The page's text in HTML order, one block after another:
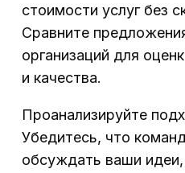
стоимости услуг без
Сравните
организаций для
и качества.
Проанализируйте
Убедитесь, что
обсуждать ваши